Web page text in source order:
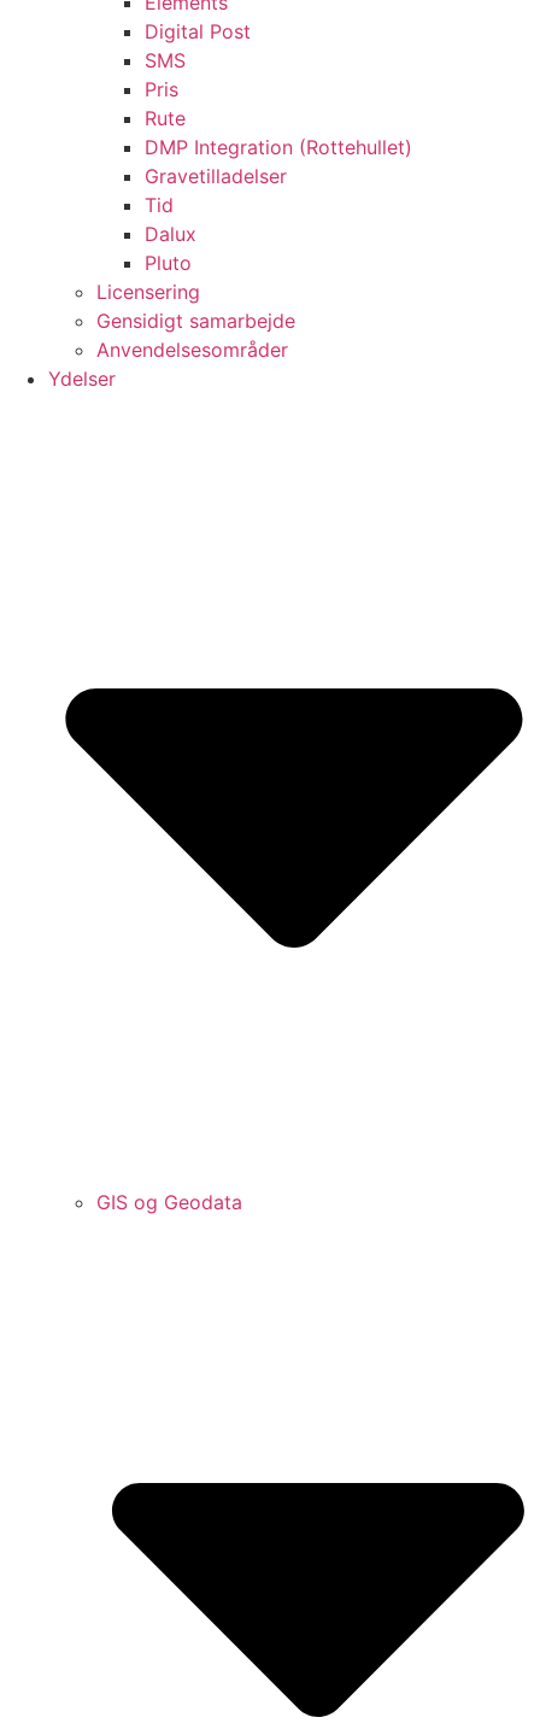
Digital Post
SMS
Pris
Rute
DMP Integration (Rottehullet)
Gravetilladelser
Tid
Dalux
Pluto
Licensering
Gensidigt samarbejde
Anvendelsesområder
Ydelser
GIS og Geodata